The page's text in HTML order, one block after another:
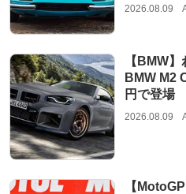
2026.08.09
【BMW
BMW M2
円で登場
2026.08.09
【